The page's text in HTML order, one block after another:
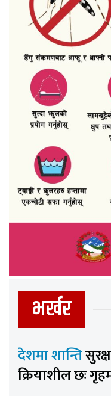
भर्खर
देशमा शान्ति
क्रियाशील छः